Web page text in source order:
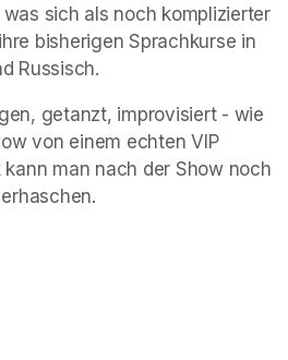
sich als noch komplizierter
bisherigen Sprachkurse in
Russisch.
getanzt, improvisiert - wie
von einem echten VIP
man nach der Show noch